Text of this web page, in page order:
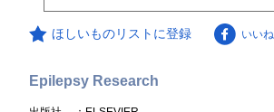
ほしいものリストに登録 いいね
Epilepsy Research